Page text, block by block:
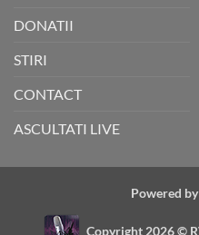
DONATII
STIRI
CONTACT
ASCULTATI LIVE
Powered by
Copyright 2026 ©